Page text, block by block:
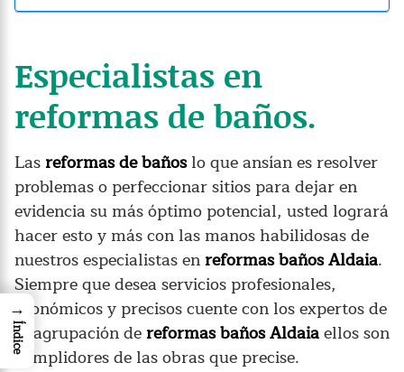
Especialistas en
reformas de baños.
Lasreformas de bañoslo que ansían es resolver
problemas o perfeccionar sitios para dejar en
evidencia su más óptimo potencial, usted logrará
hacer esto y más con las manos habilidosas de
nuestros especialistas enreformas baños Aldaia.
Siempre que desea servicios profesionales,
económicos y precisos cuente con los expertos de
la agrupación dereformas baños Aldaiaellos son
cumplidores de las obras que precise.
→
Índice